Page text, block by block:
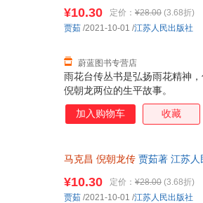
雨花台传丛书是弘扬雨花精神
倪朝龙两位的生平故事。
¥10.30 定价： ¥28.00 (3.68折)
蔚蓝图书专营店
贾茹 /2021-10-01 /江苏人民出版社
加入购物车 收藏
马克昌 倪朝龙传 贾茹著 江苏
¥10.30 定价： ¥28.00 (3.68折)
贾茹 /2021-10-01 /江苏人民出版社